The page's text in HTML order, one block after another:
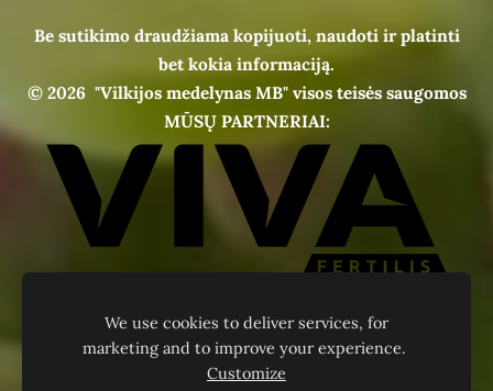
Be sutikimo draudžiama kopijuoti, naudoti ir platinti
bet kokia informaciją.
© 2026 "Vilkijos medelynas MB" visos teisės saugomos
MŪSŲ PARTNERIAI:
We use cookies to deliver services, for
marketing and to improve your experience.
Customize